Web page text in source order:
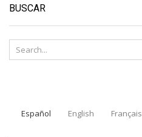
BUSCAR
Español English Français